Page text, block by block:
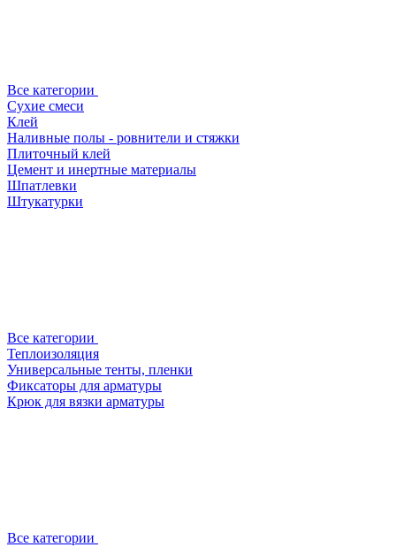
Все категории
Сухие смеси
Клей
Наливные полы - ровнители и стяжки
Плиточный клей
Цемент и инертные материалы
Шпатлевки
Штукатурки
Все категории
Теплоизоляция
Универсальные тенты, пленки
Фиксаторы для арматуры
Крюк для вязки арматуры
Все категории